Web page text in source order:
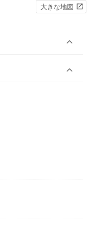
大きな地図